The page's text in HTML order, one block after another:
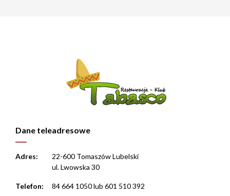
Dane teleadresowe
Adres:
22-600 Tomaszów Lubelski
ul. Lwowska 30
Telefon: 84 664 1050 lub 601 510 392